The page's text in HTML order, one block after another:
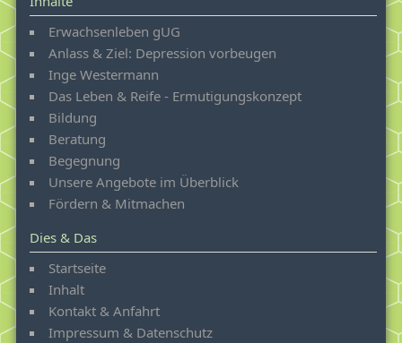
Wenn nichts mehr geht...
Begegnung
Vom Wert der Begegnung
Stadtteil und Quartier als Begegnungsraum
"Mein" Eversten
Kindheit im früheren Eversten
Unsere Angebote im Überblick
Lebensgartenpflege im Überblick
Webshop
Erwachsenleben gUG
Anlass & Ziel: Depression vorbeugen
Inge Westermann
Das Leben & Reife - Ermutigungskonzept
Bildung
Beratung
Begegnung
Unsere Angebote im Überblick
Fördern & Mitmachen
Dies & Das
Startseite
Inhalt
Kontakt & Anfahrt
Impressum & Datenschutz